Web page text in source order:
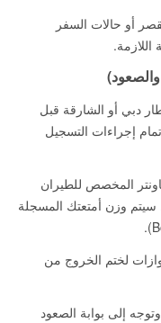
أو حالات السفر
اللازمة.
دبي أو الشارقة قبل
إجراءات التسجيل
المخصص للطيران
وزن أمتعتك المسجلة
لختم الخروج من
وتوجه إلى بوابة الصعود